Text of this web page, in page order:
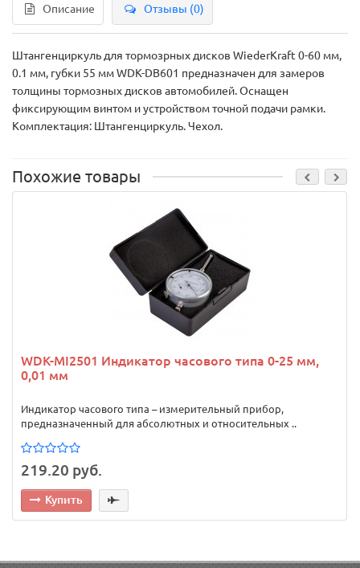
Описание Отзывы (0)
Штангенциркуль для тормозрных дисков WiederKraft 0-60 мм,
0.1 мм, губки 55 мм WDK-DB601 предназначен для замеров
толщины тормозных дисков автомобилей. Оснащен
фиксирующим винтом и устройством точной подачи рамки.
Комплектация: Штангенциркуль. Чехол.
Похожие товары
WDK-MI2501 Индикатор часового типа 0-25 мм,
0,01 мм
Индикатор часового типа – измерительный прибор,
предназначенный для абсолютных и относительных ..
219.20 руб.
Купить